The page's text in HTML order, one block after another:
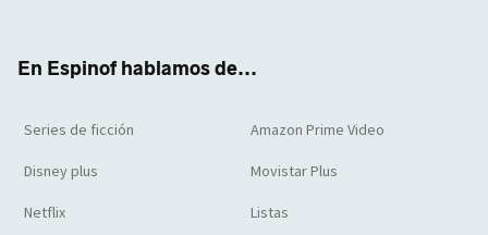
En Espinof hablamos de...
Series de ficción Amazon Prime Video
Disney plus Movistar Plus
Netflix Listas